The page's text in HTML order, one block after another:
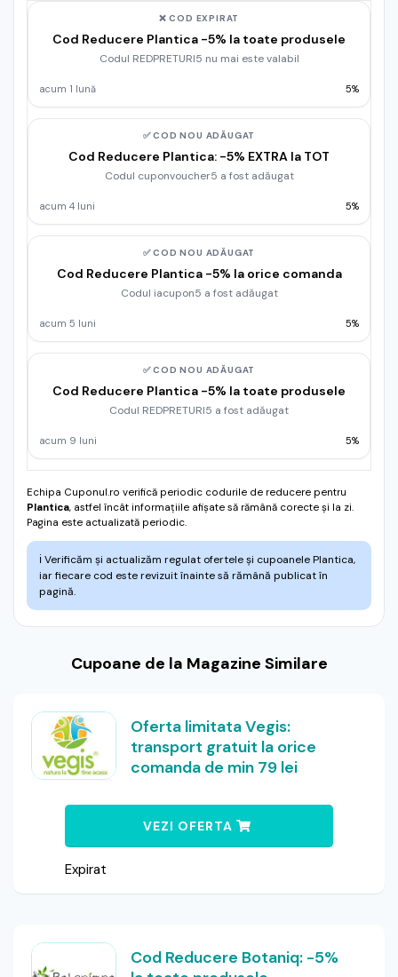
❌ COD EXPIRAT
Cod Reducere Plantica -5% la toate produsele
Codul REDPRETURI5 nu mai este valabil
acum 1 lună 5%
✅ COD NOU ADĂUGAT
Cod Reducere Plantica: -5% EXTRA la TOT
Codul cuponvoucher5 a fost adăugat
acum 4 luni 5%
✅ COD NOU ADĂUGAT
Cod Reducere Plantica -5% la orice comanda
Codul iacupon5 a fost adăugat
acum 5 luni 5%
✅ COD NOU ADĂUGAT
Cod Reducere Plantica -5% la toate produsele
Codul REDPRETURI5 a fost adăugat
acum 9 luni 5%
Echipa Cuponul.ro verifică periodic codurile de reducere pentru
Plantica, astfel încât informațiile afișate să rămână corecte și la zi.
Pagina este actualizată periodic.
ℹ️ Verificăm și actualizăm regulat ofertele și cupoanele Plantica,
iar fiecare cod este revizuit înainte să rămână publicat în
pagină.
Cupoane de la Magazine Similare
Oferta limitata Vegis:
transport gratuit la orice
comanda de min 79 lei
VEZI OFERTA
Expirat
Cod Reducere Botaniq: -5%